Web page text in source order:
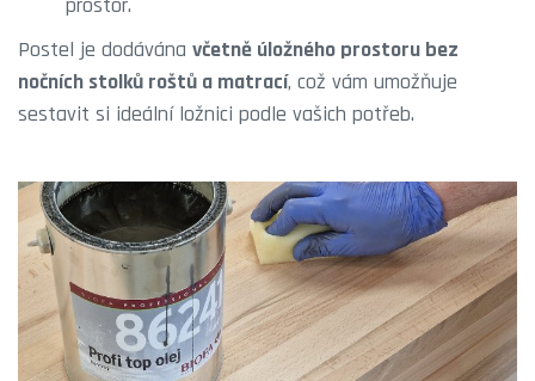
prostor.
Postel je dodávána včetně úložného prostoru bez
nočních stolků roštů a matrací, což vám umožňuje
sestavit si ideální ložnici podle vašich potřeb.